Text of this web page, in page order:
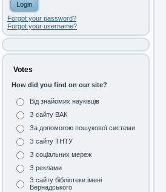
Forgot your password?
Forgot your username?
Votes
How did you find on our site?
Від знайомих науківців
З сайту ВАК
За допомогою пошукової системи
З сайту ТНТУ
З соціальних мереж
З реклами
З сайту бібліотеки імені
Вернадського